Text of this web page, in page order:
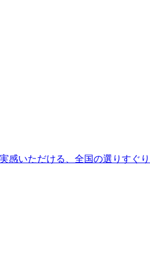
感いただける、全国の選りすぐ